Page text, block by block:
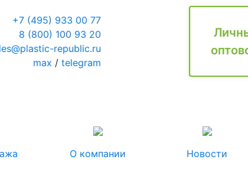
+7 (495) 933 00 77
8 (800) 100 93 20
republic.ru
max / telegram
О компании Новости